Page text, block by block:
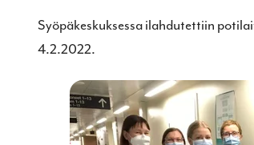
Syöpäkeskuksessa ilahdutettiin
4.2.2022.